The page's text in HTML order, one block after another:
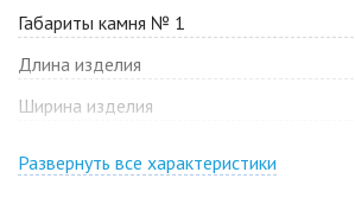
Барселона
Цена по запросу
Цена по запросу
Габариты камня № 1
Длина изделия
Ширина изделия
Развернуть все характеристики